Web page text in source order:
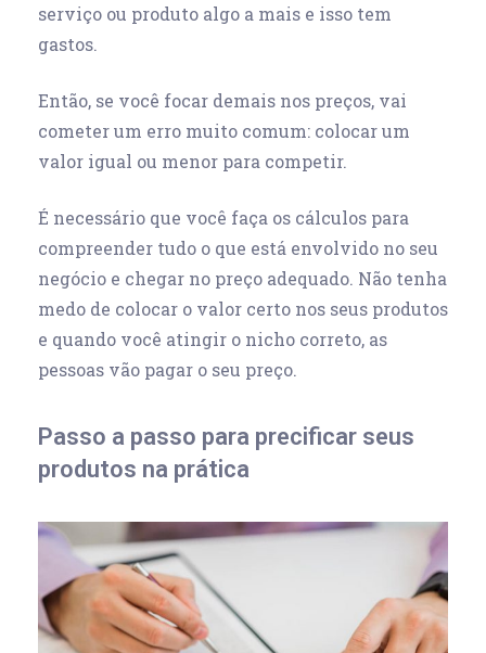
serviço ou produto algo a mais e isso tem
gastos.
Então, se você focar demais nos preços, vai
cometer um erro muito comum: colocar um
valor igual ou menor para competir.
É necessário que você faça os cálculos para
compreender tudo o que está envolvido no seu
negócio e chegar no preço adequado. Não tenha
medo de colocar o valor certo nos seus produtos
e quando você atingir o nicho correto, as
pessoas vão pagar o seu preço.
Passo a passo para precificar seus
produtos na prática